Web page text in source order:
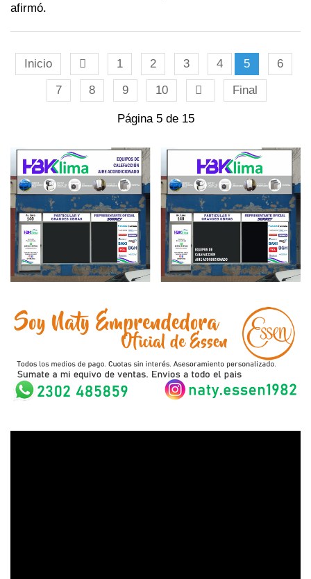
afirmó.
Inicio 1 2 3 4 5
6
7
8 9 10 Final
Página 5 de 15